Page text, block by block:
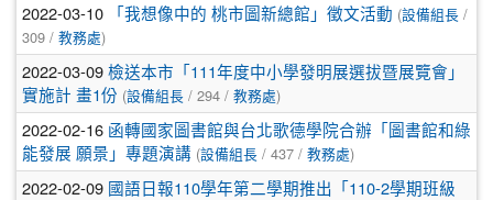
2022-03-10 「我想像中的 桃市圖新總館」徵文活動 (設備組長 /
309 / 教務處)
2022-03-09 檢送本市「111年度中小學發明展選拔暨展覽會」
實施計 畫1份 (設備組長 / 294 / 教務處)
2022-02-16 函轉國家圖書館與台北歌德學院合辦「圖書館和綠
能發展 願景」專題演講 (設備組長 / 437 / 教務處)
2022-02-09 國語日報110學年第二學期推出「110-2學期班級